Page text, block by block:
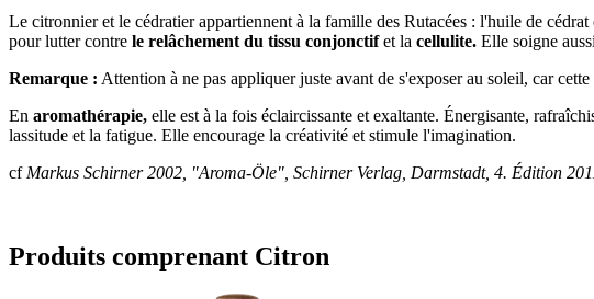
Le citronnier et le cédratier appartiennent à la famille des Rutacées : l'huile de cédrat
pour lutter contre le relâchement du tissu conjonctifet la cellulite. Elle soigne aussi
Remarque : Attention à ne pas appliquer juste avant de s'exposer au soleil, car
En aromathérapie, elle est à la fois éclaircissante et exaltante. Énergisante,
lassitude et la fatigue. Elle encourage la créativité et stimule l'imagination.
cf Markus Schirner 2002, "Aroma-Öle", Schirner Verlag, Darmstadt, 4. Édition
Produits comprenant Citron